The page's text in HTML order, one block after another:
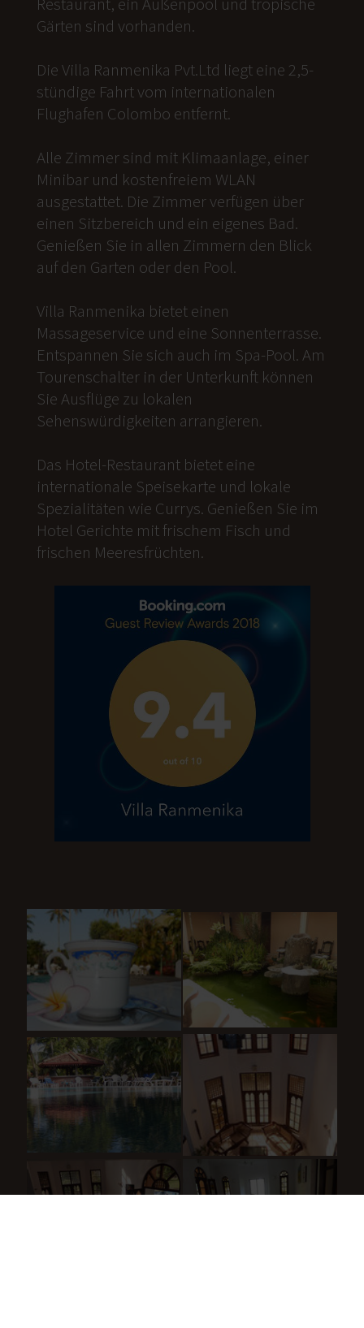
Gärten sind vorhanden.
Die Villa Ranmenika Pvt.Ltd liegt eine 2,5-
stündige Fahrt vom internationalen
Flughafen Colombo entfernt.
Alle Zimmer sind mit Klimaanlage, einer
Minibar und kostenfreiem WLAN
ausgestattet. Die Zimmer verfügen über
einen Sitzbereich und ein eigenes Bad.
Genießen Sie in allen Zimmern den Blick
auf den Garten oder den Pool.
Villa Ranmenika bietet einen
Massageservice und eine Sonnenterrasse.
Entspannen Sie sich auch im Spa-Pool. Am
Tourenschalter in der Unterkunft können
Sie Ausflüge zu lokalen
Sehenswürdigkeiten arrangieren.
Das Hotel-Restaurant bietet eine
internationale Speisekarte und lokale
Spezialitäten wie Currys. Genießen Sie im
Hotel Gerichte mit frischem Fisch und
frischen Meeresfrüchten.